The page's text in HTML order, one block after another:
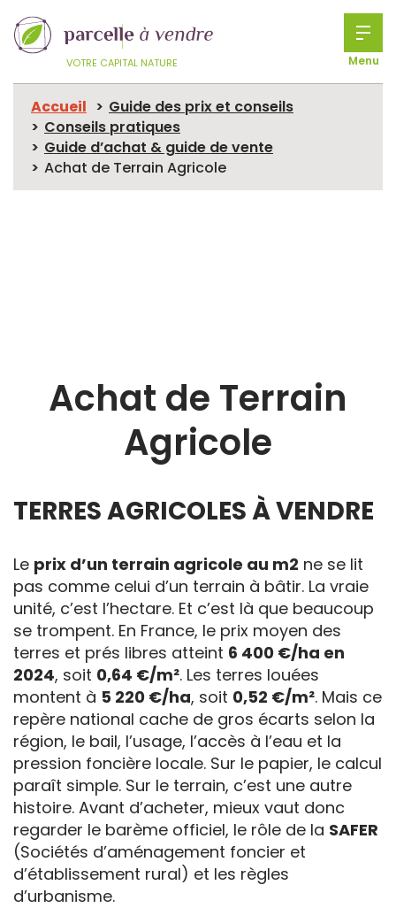
VOTRE CAPITAL NATURE Menu
Accueil
Guide des prix et conseils
Conseils pratiques
Guide d’achat & guide de vente
Achat de Terrain Agricole
Achat de Terrain
Agricole
TERRES AGRICOLES À VENDRE
Le prix d’un terrain agricole au m2 ne se lit
pas comme celui d’un terrain à bâtir. La vraie
unité, c’est l’hectare. Et c’est là que beaucoup
se trompent. En France, le prix moyen des
terres et prés libres atteint 6 400 €/ha en
2024, soit 0,64 €/m². Les terres louées
montent à 5 220 €/ha, soit 0,52 €/m². Mais ce
repère national cache de gros écarts selon la
région, le bail, l’usage, l’accès à l’eau et la
pression foncière locale. Sur le papier, le calcul
paraît simple. Sur le terrain, c’est une autre
histoire. Avant d’acheter, mieux vaut donc
regarder le barème officiel, le rôle de la SAFER
(Sociétés d’aménagement foncier et
d’établissement rural) et les règles
d’urbanisme.